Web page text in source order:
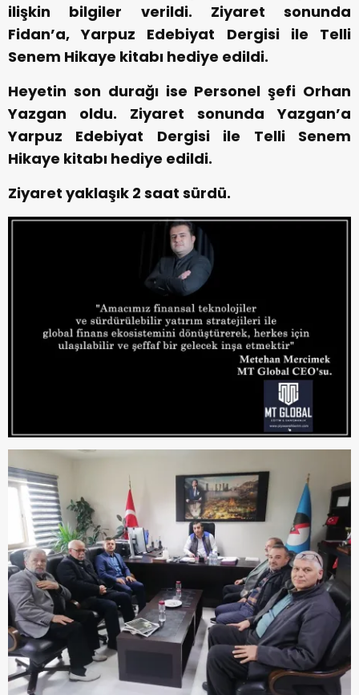
ilişkin bilgiler verildi. Ziyaret sonunda
Fidan’a, Yarpuz Edebiyat Dergisi ile Telli
Senem Hikaye kitabı hediye edildi.
Heyetin son durağı ise Personel şefi Orhan
Yazgan oldu. Ziyaret sonunda Yazgan’a
Yarpuz Edebiyat Dergisi ile Telli Senem
Hikaye kitabı hediye edildi.
Ziyaret yaklaşık 2 saat sürdü.